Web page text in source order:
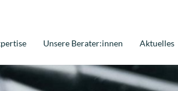
Unsere Berater:innen Aktuelles